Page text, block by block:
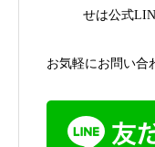
せは公式
お気軽にお問い合